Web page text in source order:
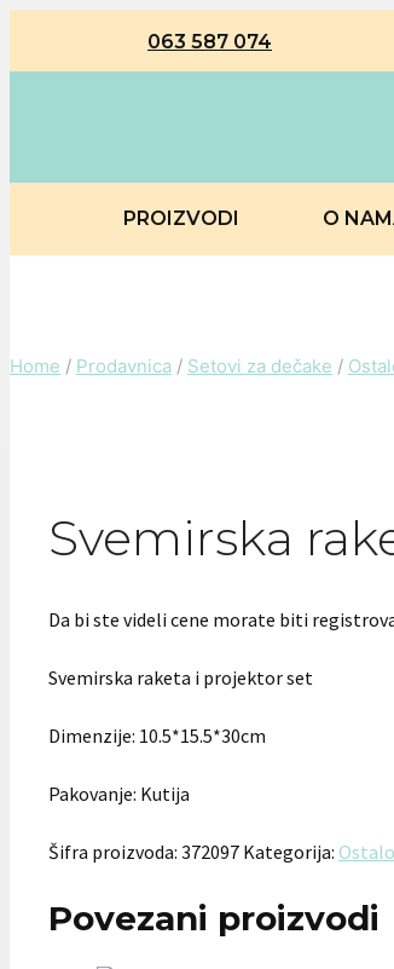
063 587 074
PROIZVODI O
Home / Prodavnica / Setovi za dečake /
Svemirska
Da bi ste videli cene morate biti
Svemirska raketa i projektor set
Dimenzije: 10.5*15.5*30cm
Pakovanje: Kutija
Šifra proizvoda: 372097 Kategorija: Ostalo
Povezani proizvodi